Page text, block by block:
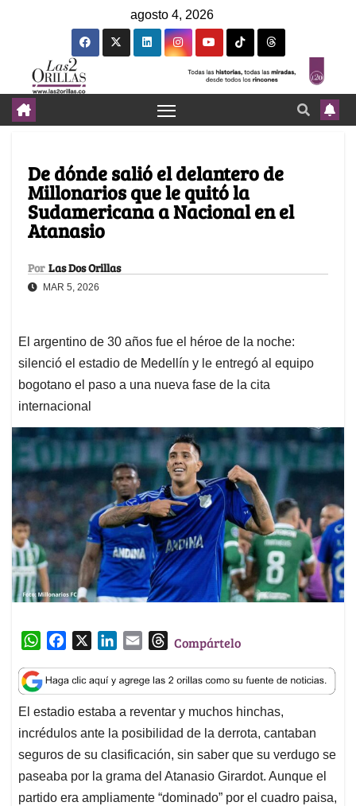
agosto 4, 2026
De dónde salió el delantero de
Millonarios que le quitó la
Sudamericana a Nacional en el
Atanasio
Por Las Dos Orillas
MAR 5, 2026
El argentino de 30 años fue el héroe de la noche:
silenció el estadio de Medellín y le entregó al equipo
bogotano el paso a una nueva fase de la cita
internacional
W
a
t
s
A
p
p
c
e
b
o
o
k
n
k
e
d
I
n
a
i
l
T
r
e
a
d
s
Compártelo
El estadio estaba a reventar y muchos hinchas,
incrédulos ante la posibilidad de la derrota, cantaban
seguros de su clasificación, sin saber que su verdugo se
paseaba por la grama del Atanasio Girardot. Aunque el
partido era ampliamente “dominado” por el cuadro paisa,